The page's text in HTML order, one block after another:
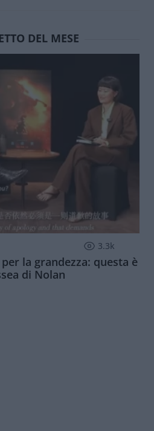
DEL MESE
3.3k
la grandezza: questa è
di Nolan